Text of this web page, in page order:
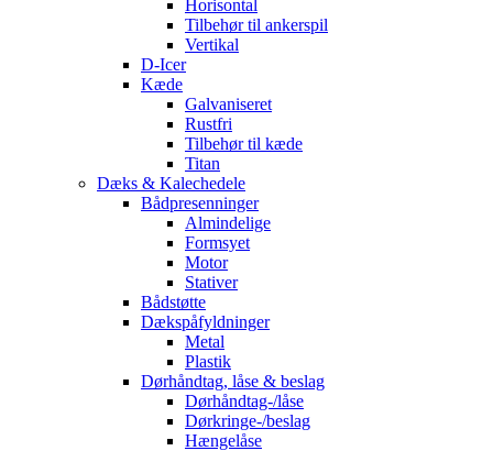
Horisontal
Tilbehør til ankerspil
Vertikal
D-Icer
Kæde
Galvaniseret
Rustfri
Tilbehør til kæde
Titan
Dæks & Kalechedele
Bådpresenninger
Almindelige
Formsyet
Motor
Stativer
Bådstøtte
Dækspåfyldninger
Metal
Plastik
Dørhåndtag, låse & beslag
Dørhåndtag-/låse
Dørkringe-/beslag
Hængelåse